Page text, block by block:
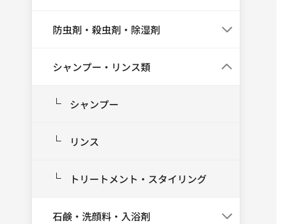
防虫剤・殺虫剤・除湿剤
シャンプー・リンス類
シャンプー
リンス
トリートメント・スタイリング
石鹸・洗顔料・入浴剤